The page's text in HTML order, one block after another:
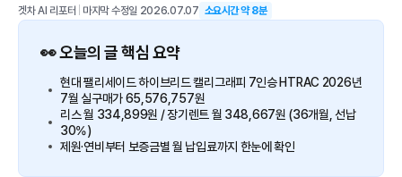
겟차 AI 리포터 마지막 수정일 2026.07.07 소요시간 약8분
👀 오늘의 글 핵심 요약
현대 팰리세이드 하이브리드 캘리그래피 7인승 HTRAC 2026년
7월 실구매가 65,576,757원
리스 월 334,899원 / 장기렌트 월 348,667원 (36개월, 선납
30%)
제원·연비부터 보증금별 월 납입료까지 한눈에 확인